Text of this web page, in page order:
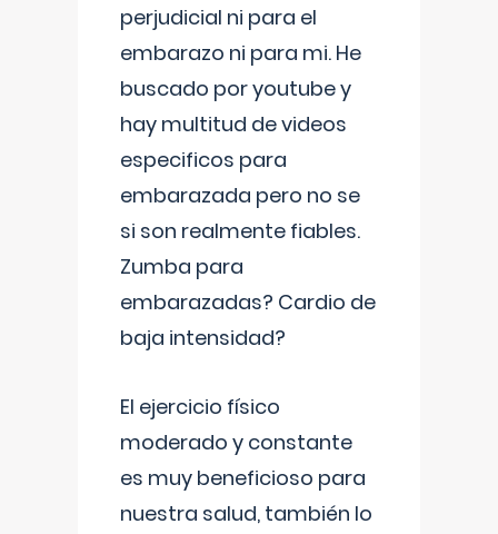
perjudicial ni para el
embarazo ni para mi. He
buscado por youtube y
hay multitud de videos
especificos para
embarazada pero no se
si son realmente fiables.
Zumba para
embarazadas? Cardio de
baja intensidad?
El ejercicio físico
moderado y constante
es muy beneficioso para
nuestra salud, también lo